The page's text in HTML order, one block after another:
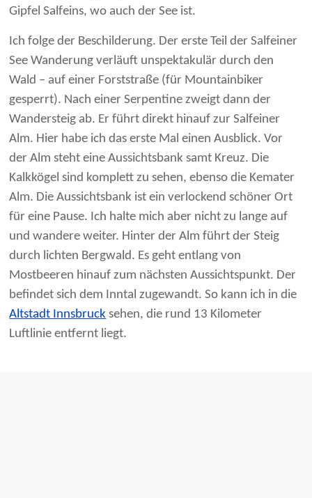
Gipfel Salfeins, wo auch der See ist.
Ich folge der Beschilderung. Der erste Teil der Salfeiner
See Wanderung verläuft unspektakulär durch den
Wald – auf einer Forststraße (für Mountainbiker
gesperrt). Nach einer Serpentine zweigt dann der
Wandersteig ab. Er führt direkt hinauf zur Salfeiner
Alm. Hier habe ich das erste Mal einen Ausblick. Vor
der Alm steht eine Aussichtsbank samt Kreuz. Die
Kalkkögel sind komplett zu sehen, ebenso die Kemater
Alm. Die Aussichtsbank ist ein verlockend schöner Ort
für eine Pause. Ich halte mich aber nicht zu lange auf
und wandere weiter. Hinter der Alm führt der Steig
durch lichten Bergwald. Es geht entlang von
Mostbeeren hinauf zum nächsten Aussichtspunkt. Der
befindet sich dem Inntal zugewandt. So kann ich in die
Altstadt Innsbruck sehen, die rund 13 Kilometer
Luftlinie entfernt liegt.